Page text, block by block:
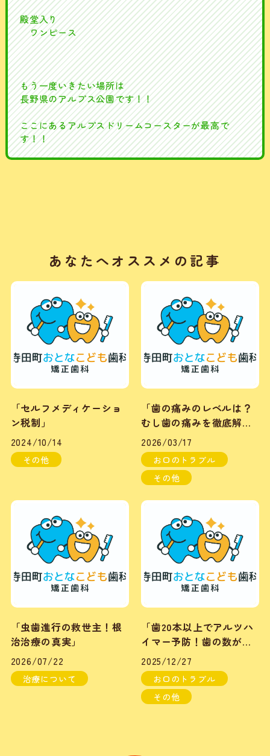
殿堂入り
ワンピース
もう一度いきたい場所は
長野県のアルプス公園です！！
ここにあるアルプスドリームコースターが最高で
す！！
あなたへオススメの記事
「セルフメディケーショ
ン税制」
2024/10/14
その他
「歯の痛みのレベルは？
むし歯の痛みを徹底解
説！」
2026/03/17
お口のトラブル
その他
「虫歯進行の救世主！根
治治療の真実」
2026/07/22
治療について
「歯20本以上でアルツハ
イマー予防！歯の数が認
知症リスクに影響」
2025/12/27
お口のトラブル
その他